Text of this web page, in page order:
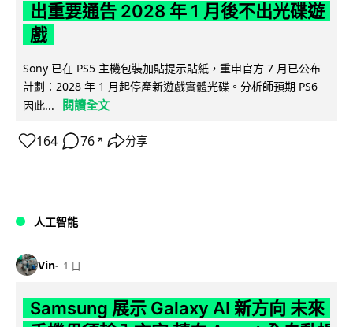
出重要通告 2028 年 1 月後不出光碟遊
戲
Sony 已在 PS5 主機包裝加貼提示貼紙，重申官方 7 月已公布
計劃：2028 年 1 月起停產新遊戲實體光碟。分析師預期 PS6
因此...
閱讀全文
164 76 ↗ 分享
人工智能
Vin 1 日
Samsung 展示 Galaxy AI 新方向 未來